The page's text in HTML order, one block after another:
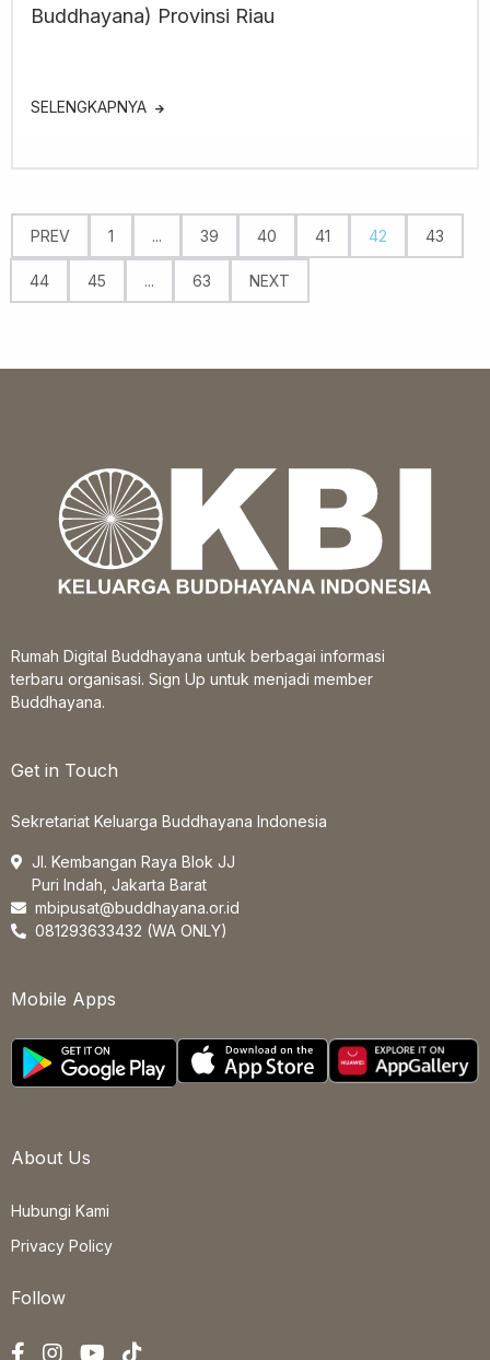
Buddhayana) Provinsi Riau
SELENGKAPNYA
PREV 1 ... 39 40 41 42 43
44 45 ... 63 NEXT
Rumah Digital Buddhayana untuk berbagai informasi
terbaru organisasi. Sign Up untuk menjadi member
Buddhayana.
Get in Touch
Sekretariat Keluarga Buddhayana Indonesia
Jl. Kembangan Raya Blok JJ
Puri Indah, Jakarta Barat
mbipusat@buddhayana.or.id
081293633432 (WA ONLY)
Mobile Apps
About Us
Hubungi Kami
Privacy Policy
Follow